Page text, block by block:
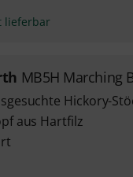
lieferbar
MB5H Marching
Hickory-
aus Hartfilz